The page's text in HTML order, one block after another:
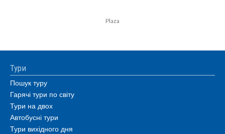
Plaza
Тури
Пошук туру
Гарячі тури по світу
Тури на двох
Автобусні тури
Тури вихідного дня